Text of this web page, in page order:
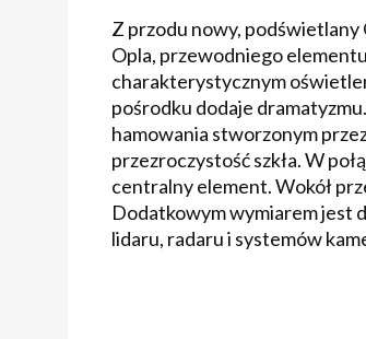
Z przodu nowy,
Opla, przewodniego
charakterystycznym
pośrodku dodaje
hamowania stworzonym
przezroczystość szkła. W
centralny element. Wokół
Dodatkowym wymiarem jest
lidaru, radaru i systemów